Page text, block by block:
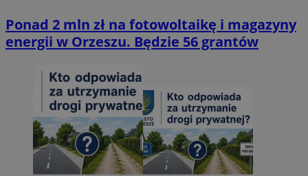
Ponad 2 mln zł na fotowoltaikę i magazyny
energii w Orzeszu. Będzie 56 grantów